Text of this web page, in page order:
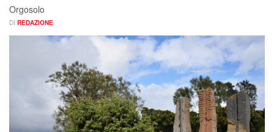
Orgosolo
DI REDAZIONE